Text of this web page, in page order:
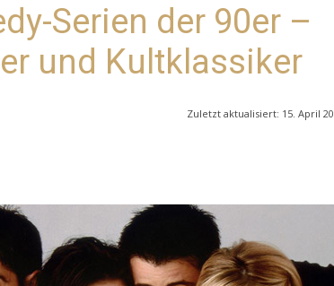
Serien der 90er –
und Kultklassiker
Zuletzt aktualisiert: 15. April